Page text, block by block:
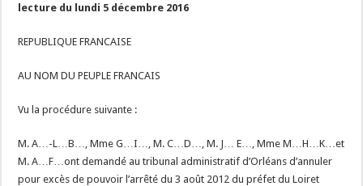
lecture du lundi 5 décembre 2016
REPUBLIQUE FRANCAISE
AU NOM DU PEUPLE FRANCAIS
Vu la procédure suivante :
M. A…-L…B…, Mme G…I…, M. C…D…, M. J… E…, Mme M…H…K…et
M. A…F…ont demandé au tribunal administratif d’Orléans d’annuler
pour excès de pouvoir l’arrêté du 3 août 2012 du préfet du Loiret